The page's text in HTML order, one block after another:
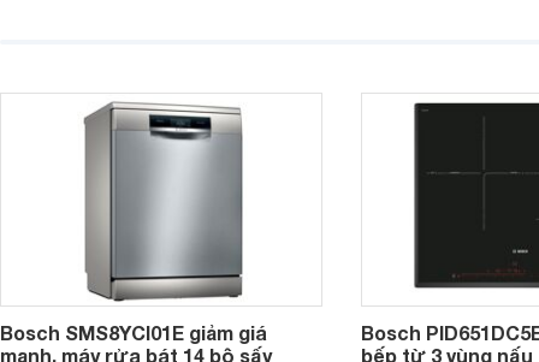
nhiều cửa hàng, đại lý.
mẫu bếp đáp ứng
Bosch SMS8YCI01E giảm giá
mạnh, máy rửa bát 14 bộ sấy
Bosch
bếp từ 3 vùng